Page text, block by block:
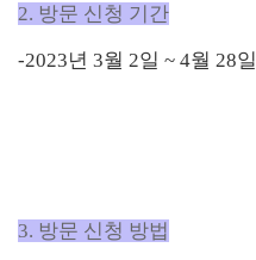
2. 방문 신청 기간
-2023년 3월 2일 ~ 4월 28일
3. 방문 신청 방법